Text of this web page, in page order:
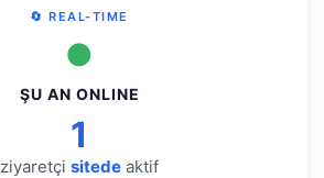
🔄 REAL-TIME
●
ŞU AN ONLINE
1
ziyaretçi sitede aktif